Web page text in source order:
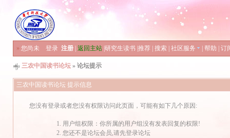
» 您尚未 登录 注册 返回主站 研究生读书 推荐 搜索 社区服务 帮助 订
三农中国读书论坛 » 论坛提示
三农中国读书论坛 提示信息
您没有登录或者您没有权限访问此页面，可能有如下几个原因:
用户组权限：你所属的用户组没有发表回复的权限!
您还不是论坛会员,请先登录论坛